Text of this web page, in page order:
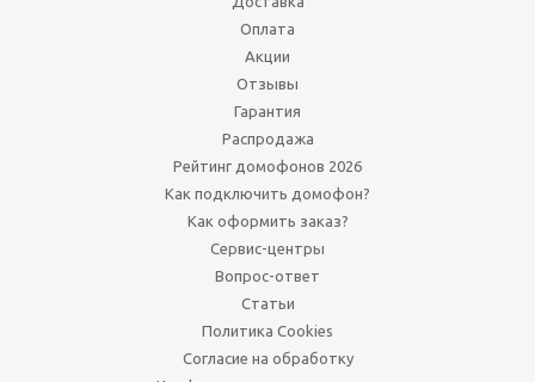
Оплата
Акции
Отзывы
Гарантия
Распродажа
Рейтинг домофонов 2026
Как подключить домофон?
Как оформить заказ?
Сервис-центры
Вопрос-ответ
Статьи
Политика Cookies
Согласие на обработку